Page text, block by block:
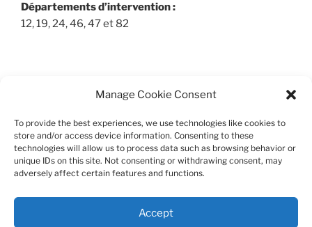
Manage Cookie Consent
To provide the best experiences, we use technologies like cookies to
store and/or access device information. Consenting to these
technologies will allow us to process data such as browsing behavior or
unique IDs on this site. Not consenting or withdrawing consent, may
adversely affect certain features and functions.
Accept
Départements d’intervention :
12, 19, 24, 46, 47 et 82
Politique de confidentialité